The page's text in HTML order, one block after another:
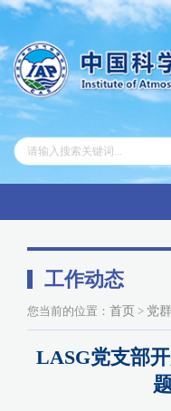
工作动态
您当前的位置： 首页 > 党
LASG党支部